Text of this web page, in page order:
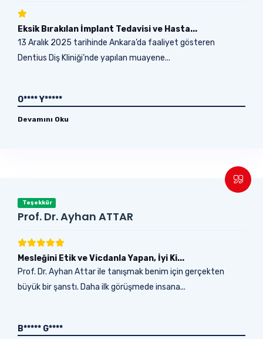
Eksik Bırakılan İmplant Tedavisi ve Hasta...
13 Aralık 2025 tarihinde Ankara’da faaliyet gösteren
Dentius Diş Kliniği’nde yapılan muayene...
O**** Y*****
Devamını Oku
Teşekkür
Prof. Dr. Ayhan ATTAR
Mesleğini Etik ve Vicdanla Yapan, İyi Ki...
Prof. Dr. Ayhan Attar ile tanışmak benim için gerçekten
büyük bir şanstı. Daha ilk görüşmede insana...
B***** G****